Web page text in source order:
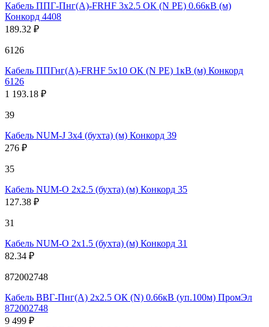
Кабель ППГ-Пнг(А)-FRHF 3х2.5 ОК (N PE) 0.66кВ (м)
Конкорд 4408
189.32 ₽
6126
Кабель ППГнг(А)-FRHF 5х10 ОК (N PE) 1кВ (м) Конкорд
6126
1 193.18 ₽
39
Кабель NUM-J 3х4 (бухта) (м) Конкорд 39
276 ₽
35
Кабель NUM-O 2х2.5 (бухта) (м) Конкорд 35
127.38 ₽
31
Кабель NUM-O 2х1.5 (бухта) (м) Конкорд 31
82.34 ₽
872002748
Кабель ВВГ-Пнг(А) 2х2.5 ОК (N) 0.66кВ (уп.100м) ПромЭл
872002748
9 499 ₽